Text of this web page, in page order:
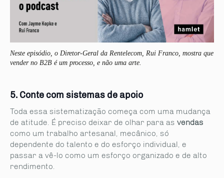
Neste episódio, o Diretor-Geral da Rentelecom, Rui Franco, mostra que
vender no B2B é um processo, e não uma arte.
5. Conte com sistemas de apoio
Toda essa sistematização começa com uma mudança
de atitude. É preciso deixar de olhar para as vendas
como um trabalho artesanal, mecânico, só
dependente do talento e do esforço individual, e
passar a vê-lo como um esforço organizado e de alto
rendimento.